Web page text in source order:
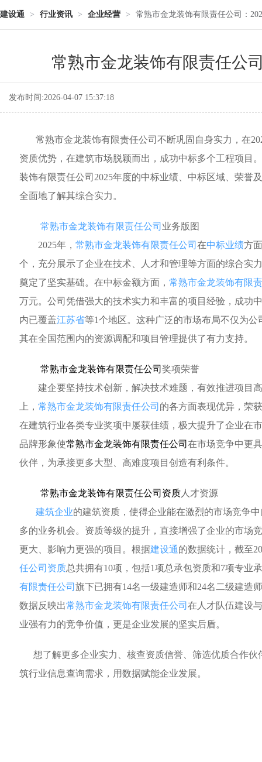
建设通 > 行业资讯 > 企业经营 > 常熟市金龙装饰有限责任公司：
常熟市金龙装饰有限责任公
发布时间:2026-04-07 15:37:18
常熟市金龙装饰有限责任公司不断巩固自身实力，在
资质优势，在建筑市场脱颖而出，成功中标多个工程项目
装饰有限责任公司2025年度的中标业绩、中标区域、荣誉
全面地了解其综合实力。
常熟市金龙装饰有限责任公司 业务版图
2025年， 常熟市金龙装饰有限责任公司 在中标业绩方
个，充分展示了企业在技术、人才和管理等方面的综合实
奠定了坚实基础。在中标金额方面， 常熟市金龙装饰有限
万元。公司凭借强大的技术实力和丰富的项目经验，成功
内已覆盖江苏省等1个地区。这种广泛的市场布局不仅为
其在全国范围内的资源调配和项目管理提供了有力支持。
常熟市金龙装饰有限责任公司 奖项荣誉
建企要坚持技术创新，解决技术难题，有效推进项目
上， 常熟市金龙装饰有限责任公司 的各方面表现优异，荣
在建筑行业各类专业奖项中屡获佳绩，极大提升了企业在
品牌形象使常熟市金龙装饰有限责任公司 在市场竞争中更
伙伴，为承接更多大型、高难度项目创造有利条件。
常熟市金龙装饰有限责任公司资质 人才资源
建筑企业的建筑资质，使得企业能在激烈的市场竞争
多的业务机会。资质等级的提升，直接增强了企业的市场
更大、影响力更强的项目。根据建设通的数据统计，截至
任公司资质总共拥有10项，包括1项总承包资质和7项专业
有限责任公司 旗下已拥有14名一级建造师和24名二级建造
数据反映出常熟市金龙装饰有限责任公司 在人才队伍建设
业强有力的竞争价值，更是企业发展的坚实后盾。
想了解更多企业实力、核查资质信誉、筛选优质合作伙
筑行业信息查询需求，用数据赋能企业发展。